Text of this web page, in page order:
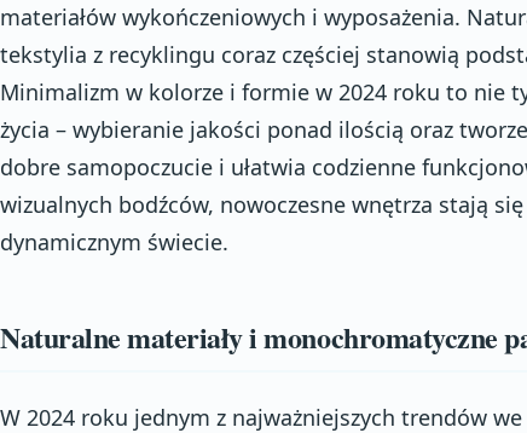
materiałów wykończeniowych i wyposażenia.
tekstylia z recyklingu coraz częściej stanowią
Minimalizm w kolorze i formie w 2024 roku to nie
życia – wybieranie jakości ponad ilością oraz
dobre samopoczucie i ułatwia codzienne
wizualnych bodźców, nowoczesne wnętrza stają
dynamicznym świecie.
Naturalne materiały i monochromatyczne
W 2024 roku jednym z najważniejszych trendów